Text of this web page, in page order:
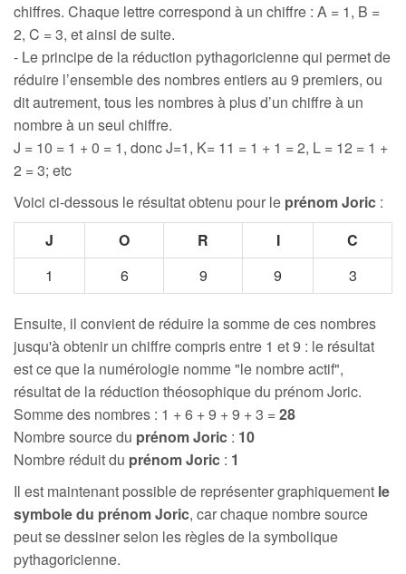
chiffres. Chaque lettre correspond à un chiffre : A = 1, B =
2, C = 3, et ainsi de suite.
- Le principe de la réduction pythagoricienne qui permet de
réduire l’ensemble des nombres entiers au 9 premiers, ou
dit autrement, tous les nombres à plus d’un chiffre à un
nombre à un seul chiffre.
J = 10 = 1 + 0 = 1, donc J=1, K= 11 = 1 + 1 = 2, L = 12 = 1 +
2 = 3; etc
Voici ci-dessous le résultat obtenu pour le prénom Joric :
J
O R I
C
1
6 9 9 3
Ensuite, il convient de réduire la somme de ces nombres
jusqu'à obtenir un chiffre compris entre 1 et 9 : le résultat
est ce que la numérologie nomme "le nombre actif",
résultat de la réduction théosophique du prénom Joric.
Somme des nombres : 1 + 6 + 9 + 9 + 3 =28
Nombre source du prénom Joric : 10
Nombre réduit du prénom Joric : 1
Il est maintenant possible de représenter graphiquement le
symbole du prénom Joric, car chaque nombre source
peut se dessiner selon les règles de la symbolique
pythagoricienne.